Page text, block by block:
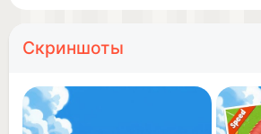
challenge friends online!
Скриншоты